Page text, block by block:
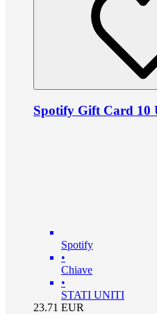
Spotify Gift Card 10
Spotify
•
Chiave
•
STATI UNITI
23.71 EUR